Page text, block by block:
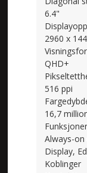
6.4"
2960 x
QHD+
516 ppi
16,7
Funksjoner
Always-on
Display,
Koblinger